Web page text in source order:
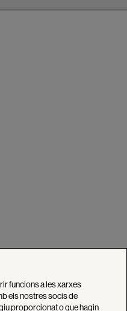
funcions a les xarxes
els nostres socis de
proporcionat o que hagin